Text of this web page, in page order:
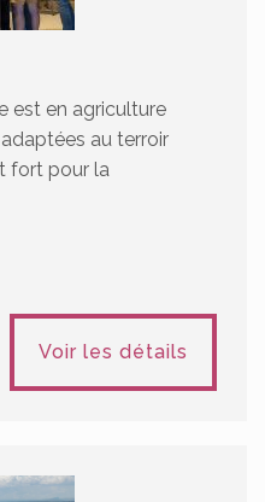
est en agriculture
au terroir
fort pour la
Voir les détails